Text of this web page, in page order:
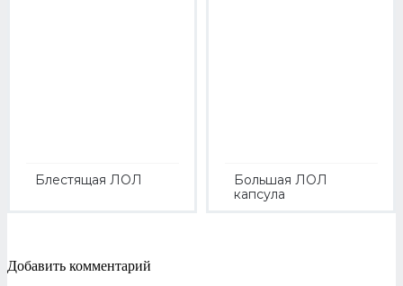
Блестящая ЛОЛ
Большая ЛОЛ
капсула
Добавить комментарий